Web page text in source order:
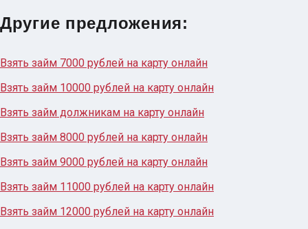
Другие предложения:
Взять займ 7000 рублей на карту онлайн
Взять займ 10000 рублей на карту онлайн
Взять займ должникам на карту онлайн
Взять займ 8000 рублей на карту онлайн
Взять займ 9000 рублей на карту онлайн
Взять займ 11000 рублей на карту онлайн
Взять займ 12000 рублей на карту онлайн